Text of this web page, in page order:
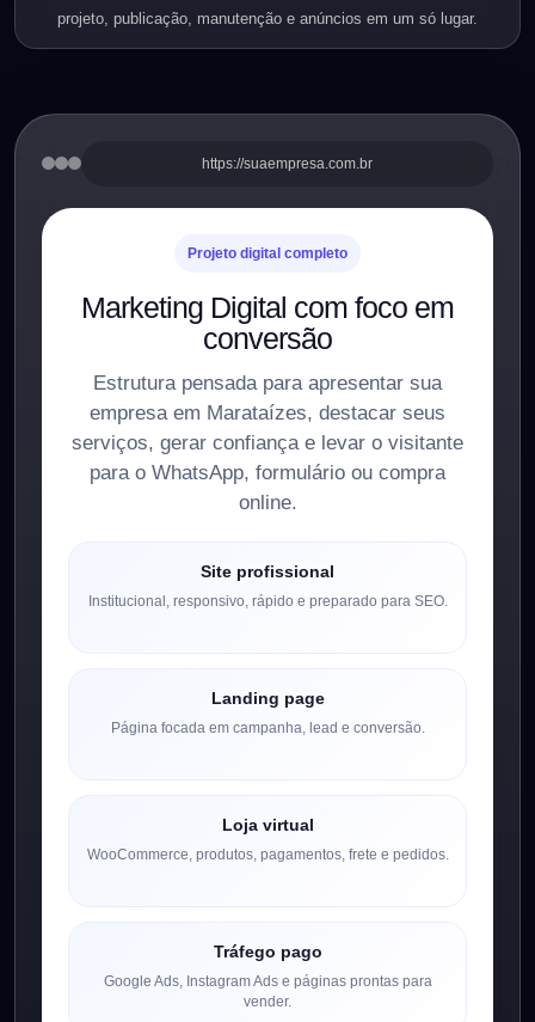
projeto, publicação, manutenção e anúncios em um só lugar.
https://suaempresa.com.br
Projeto digital completo
Marketing Digital com foco em
conversão
Estrutura pensada para apresentar sua
empresa em Marataízes, destacar seus
serviços, gerar confiança e levar o visitante
para o WhatsApp, formulário ou compra
online.
Site profissional
Institucional, responsivo, rápido e preparado para SEO.
Landing page
Página focada em campanha, lead e conversão.
Loja virtual
WooCommerce, produtos, pagamentos, frete e pedidos.
Tráfego pago
Google Ads, Instagram Ads e páginas prontas para
vender.